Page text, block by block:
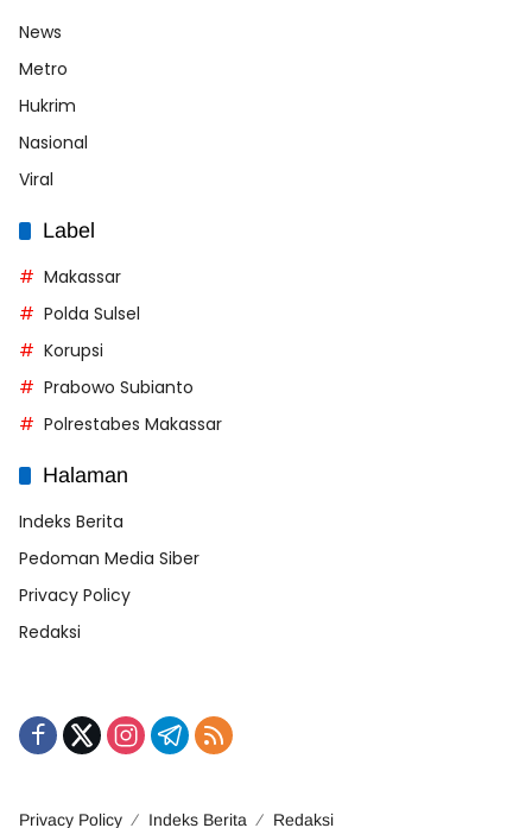
News
Metro
Hukrim
Nasional
Viral
Label
Makassar
Polda Sulsel
Korupsi
Prabowo Subianto
Polrestabes Makassar
Halaman
Indeks Berita
Pedoman Media Siber
Privacy Policy
Redaksi
Privacy Policy Indeks Berita Redaksi